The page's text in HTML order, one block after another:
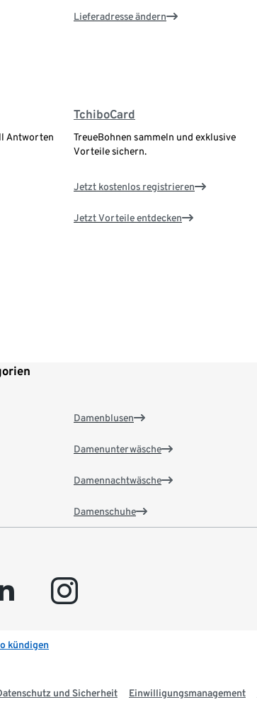
Lieferadresse ändern
Antworten
TchiboCard
TreueBohnen sammeln und exklusive
Vorteile sichern.
Jetzt kostenlos registrieren
Jetzt Vorteile entdecken
Damenblusen
Damenunterwäsche
Damennachtwäsche
Damenschuhe
instagram
kündigen
und Sicherheit Einwilligungsmanagement